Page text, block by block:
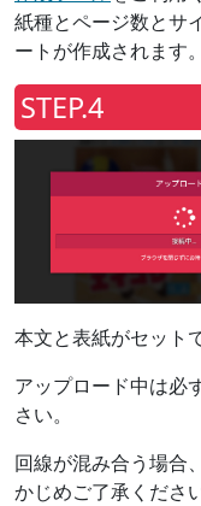
紙種とページ数とサ
ートが作成されます。
STEP.4
本文と表紙がセット
アップロード中は必
さい。
回線が混み合う場合
かじめご了承ください